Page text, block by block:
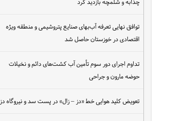
چذابه و شلمچه بازدید کرد
توافق نهایی تعرفه آب‌بهای صنایع پتروشیمی و منطقه ویژه
اقتصادی در خوزستان حاصل شد
تداوم اجرای دور سوم تأمین آب کشت‌های دائم و نخیلات
حوضه مارون و جراحی
تعویض کلید هوایی خط «دز – زال» در پست سد و نیروگاه دز